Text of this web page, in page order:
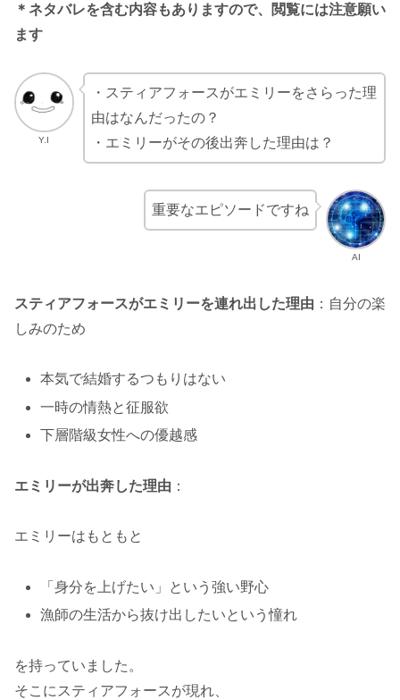
＊ネタバレを含む内容もありますので、閲覧には注意願い
ます
Y.I
・スティアフォースがエミリーをさらった理
由はなんだったの？
・エミリーがその後出奔した理由は？
AI
重要なエピソードですね
スティアフォースがエミリーを連れ出した理由 ：自分の楽
しみのため
本気で結婚するつもりはない
一時の情熱と征服欲
下層階級女性への優越感
エミリーが出奔した理由 ：
エミリーはもともと
「身分を上げたい」という強い野心
漁師の生活から抜け出したいという憧れ
を持っていました。
そこにスティアフォースが現れ、